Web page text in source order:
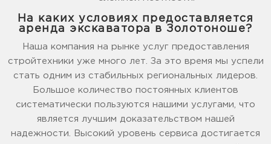
На каких условиях предоставляется
аренда экскаватора в Золотоноше?
Наша компания на рынке услуг предоставления
стройтехники уже много лет. За это время мы успели
стать одним из стабильных региональных лидеров.
Большое количество постоянных клиентов
систематически пользуются нашими услугами, что
является лучшим доказательством нашей
надежности. Высокий уровень сервиса достигается